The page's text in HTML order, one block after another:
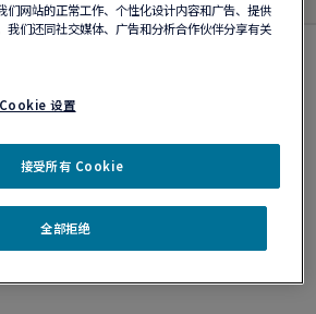
个性化定制
作品编号
网站的正常工作、个性化设计内容和广告、提供
我们还同社交媒体、广告和分析合作伙伴分享有关
Cookie 设置
全部拒绝
接受所有 Cookie